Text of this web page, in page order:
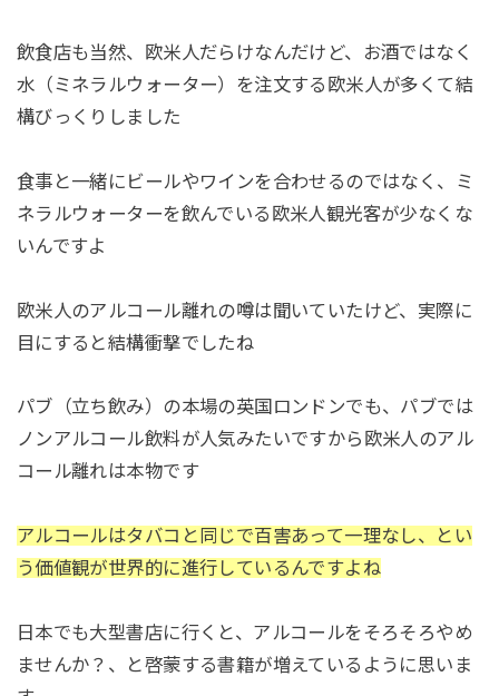
飲食店も当然、欧米人だらけなんだけど、お酒ではなく
水（ミネラルウォーター）を注文する欧米人が多くて結
構びっくりしました
食事と一緒にビールやワインを合わせるのではなく、ミ
ネラルウォーターを飲んでいる欧米人観光客が少なくな
いんですよ
欧米人のアルコール離れの噂は聞いていたけど、実際に
目にすると結構衝撃でしたね
パブ（立ち飲み）の本場の英国ロンドンでも、パブでは
ノンアルコール飲料が人気みたいですから欧米人のアル
コール離れは本物です
アルコールはタバコと同じで百害あって一理なし、とい
う価値観が世界的に進行しているんですよね
日本でも大型書店に行くと、アルコールをそろそろやめ
ませんか？、と啓蒙する書籍が増えているように思いま